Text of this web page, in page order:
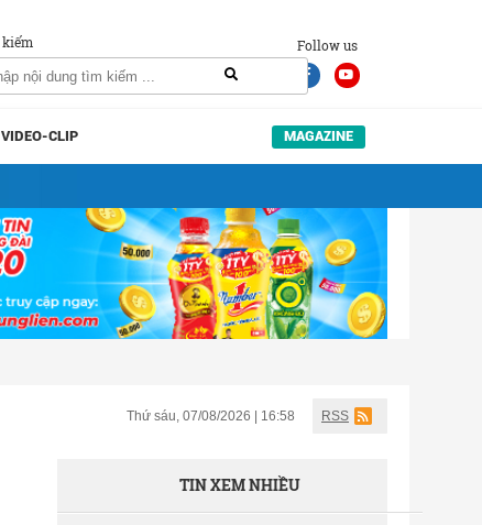
Follow us
VIDEO-CLIP MAGAZINE
Thứ sáu, 07/08/2026 | 16:58 RSS
TIN XEM NHIỀU